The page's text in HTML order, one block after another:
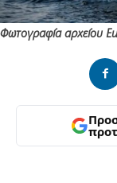
Φωτογραφία αρχείου